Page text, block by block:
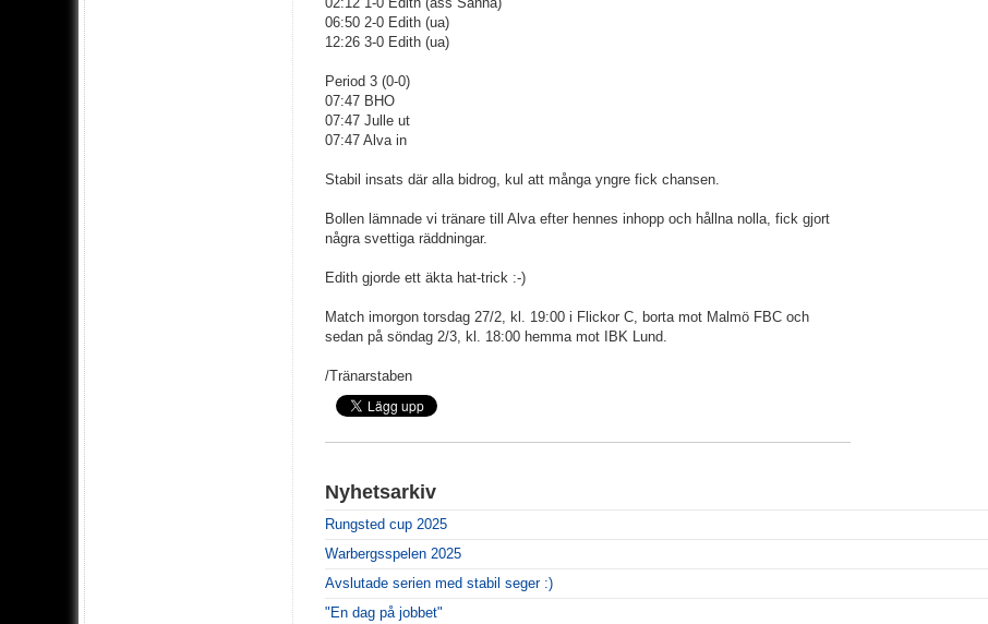
06:50 2-0 Edith (ua)
12:26 3-0 Edith (ua)
Period 3 (0-0)
07:47 BHO
07:47 Julle ut
07:47 Alva in
Stabil insats där alla bidrog, kul att många yngre fick chansen.
Bollen lämnade vi tränare till Alva efter hennes inhopp och hållna nolla, fick gjort
några svettiga räddningar.
Edith gjorde ett äkta hat-trick :-)
Match imorgon torsdag 27/2, kl. 19:00 i Flickor C, borta mot Malmö FBC och
sedan på söndag 2/3, kl. 18:00 hemma mot IBK Lund.
/Tränarstaben
Nyhetsarkiv
Rungsted cup 2025
Warbergsspelen 2025
Avslutade serien med stabil seger :)
"En dag på jobbet"